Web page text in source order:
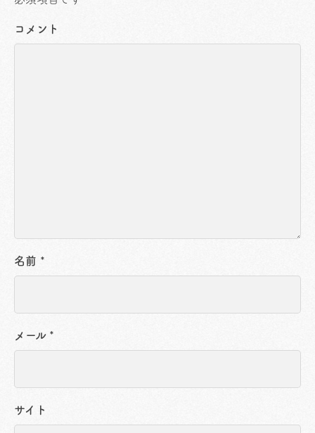
コメント
名前 *
メール *
サイト